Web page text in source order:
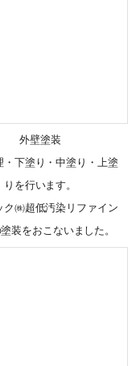
外壁塗装
・下塗り・中塗り・上塗
りを行います。
ク㈱超低汚染リファイン
装をおこないました。